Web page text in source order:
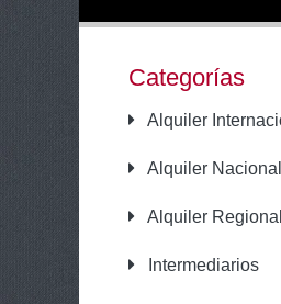
Categorías
Alquiler
Alquiler Nacional
Alquiler Regional
Intermediarios